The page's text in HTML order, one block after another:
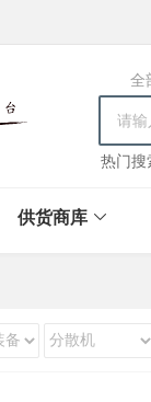
全
热门搜
供货商库